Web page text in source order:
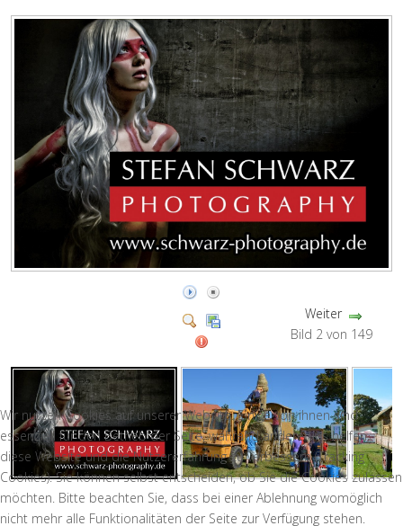
Weiter
Bild 2 von 149
Wir nutzen Cookies auf unserer Website. Einige von ihnen sind
essenziell für den Betrieb der Seite, während andere uns helfen,
diese Website und die Nutzererfahrung zu verbessern (Tracking
Cookies). Sie können selbst entscheiden, ob Sie die Cookies zulassen
möchten. Bitte beachten Sie, dass bei einer Ablehnung womöglich
nicht mehr alle Funktionalitäten der Seite zur Verfügung stehen.